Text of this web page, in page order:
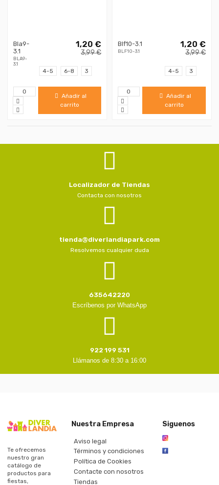
Bla9-
3.1
BLA9-
3.1
1,20 €
3,99 €
4-5 6-8 3
Añadir al
carrito
Blf10-3.1
BLF10-3.1
1,20 €
3,99 €
4-5 3
Añadir al
carrito
Localizador de Tiendas
Contacta con nosotros
tienda@diverlandiapark.com
Resolvemos cualquier duda
635642220
Escríbenos por WhatsApp
922 199 531
Llámanos de 8:30 a 16:00
Te ofrecemos
nuestro gran
catálogo de
productos para
fiestas,
Nuestra Empresa
Aviso legal
Términos y condiciones
Política de Cookies
Contacte con nosotros
Tiendas
Siguenos